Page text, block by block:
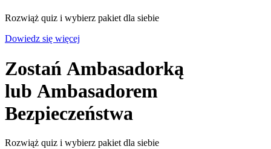
Rozwiąż quiz i wybierz pakiet dla siebie
Dowiedz się więcej
Zostań Ambasadorką
lub Ambasadorem
Bezpieczeństwa
Rozwiąż quiz i wybierz pakiet dla siebie